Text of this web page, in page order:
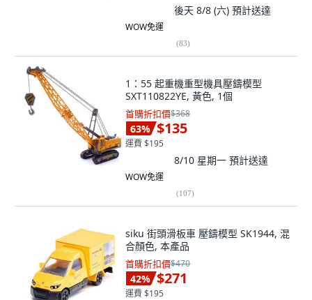
後天 8/8 (六) 預計送達
WOW免運
(83)
1：55 起重機重型機具壓鑄模型
SXT110822YE, 黃色, 1個
首購折扣價$368
63% $135
運費 $195
8/10 星期一 預計送達
WOW免運
(107)
siku 街頭滑板車 壓鑄模型 SK1944, 混
合顏色, 本產品
首購折扣價$470
42% $271
運費 $195